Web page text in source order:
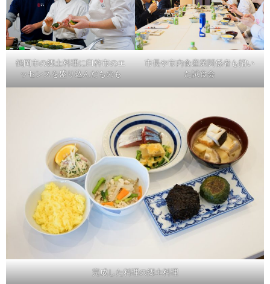
鶴岡市の郷土料理に臼杵市のエ
ッセンスを盛り込んだものも
市長や市内食産業関係者も招い
た試食会
完成した料理の郷土料理